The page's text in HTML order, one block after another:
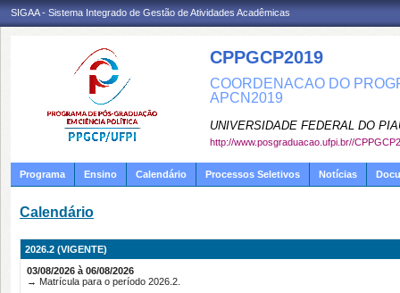
SIGAA - Sistema Integrado de Gestão de Atividades Acadêmicas
CPPGCP2019
COORDENACAO DO
APCN2019
UNIVERSIDADE FEDERAL DO
http://www.posgraduacao.ufpi.br//
Programa Ensino Calendário Processos Seletivos Notícias
Calendário
2026.2 (VIGENTE)
03/08/2026 à 06/08/2026
→ Matrícula para o período 2026.2.